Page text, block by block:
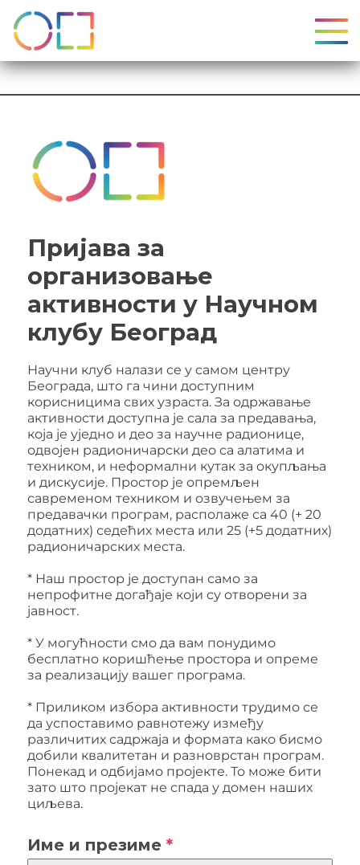
упитник
Пријава за
организовање
активности у Научном
клубу Београд
Научни клуб налази се у самом центру
Београда, што га чини доступним
корисницима свих узраста. За одржавање
активности доступна је сала за предавања,
којa је уједно и део за научне радионице,
одвојен радионичарски део са алатима и
техником, и неформални кутак за окупљања
и дискусије. Простор је опремљен
савременом техником и озвучењем за
предавачки програм, располаже са 40 (+ 20
додатних) седећих места или 25 (+5 додатних)
радионичарских места.
* Наш простор је доступан само за
непрофитне догађаје који су отворени за
јавност.
* У могућности смо да вам понудимо
бесплатно коришћење простора и опреме
за реализацију вашег програма.
* Приликом избора активности трудимо се
да успоставимо равнотежу између
различитих садржаја и формата како бисмо
добили квалитетан и разноврстан програм.
Понекад и одбијамо пројекте. То може бити
зато што пројекат не спада у домен наших
циљева.
Име и презиме *